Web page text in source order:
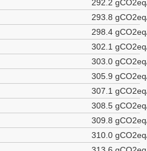
292.2
293.8
298.4
302.1
303.0
305.9
307.1
308.5
309.8
310.0